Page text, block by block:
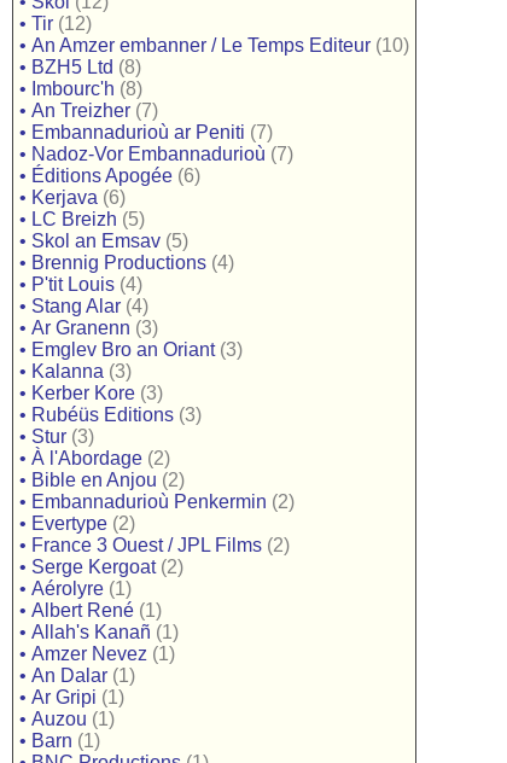
• Tir (12)
• An Amzer embanner / Le Temps Editeur (10)
• BZH5 Ltd (8)
• Imbourc'h (8)
• An Treizher (7)
• Embannadurioù ar Peniti (7)
• Nadoz-Vor Embannadurioù (7)
• Éditions Apogée (6)
• Kerjava (6)
• LC Breizh (5)
• Skol an Emsav (5)
• Brennig Productions (4)
• P'tit Louis (4)
• Stang Alar (4)
• Ar Granenn (3)
• Emglev Bro an Oriant (3)
• Kalanna (3)
• Kerber Kore (3)
• Rubéüs Editions (3)
• Stur (3)
• À l'Abordage (2)
• Bible en Anjou (2)
• Embannadurioù Penkermin (2)
• Evertype (2)
• France 3 Ouest / JPL Films (2)
• Serge Kergoat (2)
• Aérolyre (1)
• Albert René (1)
• Allah's Kanañ (1)
• Amzer Nevez (1)
• An Dalar (1)
• Ar Gripi (1)
• Auzou (1)
• Barn (1)